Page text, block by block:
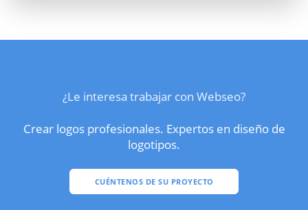
¿Le interesa trabajar con Webseo?
Crear logos profesionales. Expertos en diseño de
logotipos.
CUÉNTENOS DE SU PROYECTO